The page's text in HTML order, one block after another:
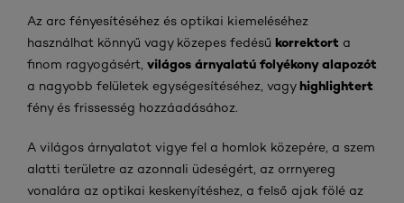
Az arc fényesítéséhez és optikai kiemeléséhez
használhat könnyű vagy közepes fedésű korrektort a
finom ragyogásért, világos árnyalatú folyékony alapozót
a nagyobb felületek egységesítéséhez, vagyhighlightert
fény és frissesség hozzáadásához.
A világos árnyalatot vigye fel a homlok közepére, a szem
alatti területre az azonnali üdeségért, az orrnyereg
vonalára az optikai keskenyítéshez, a felső ajak fölé az